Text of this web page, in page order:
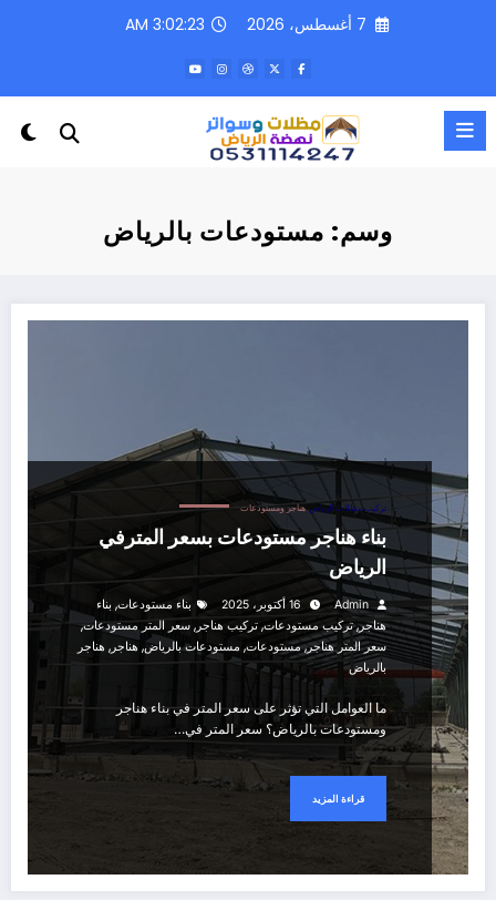
7 أغسطس، 2026 3:02:23 AM
وسم: مستودعات بالرياض
تركيب مظلات الرياض هناجر ومستودعات
بناء هناجر مستودعات بسعر المترفي
الرياض
Admin 16 أكتوبر، 2025 بناء مستودعات, بناء
هناجر,تركيب مستودعات, تركيب هناجر , سعر المتر مستودعات,
سعر المتر هناجر,مستودعات, مستودعات بالرياض,هناجر , هناجر
بالرياض
ما العوامل التي تؤثر على سعر المتر في بناء هناجر
ومستودعات بالرياض؟ سعر المتر في…
قراءة المزيد